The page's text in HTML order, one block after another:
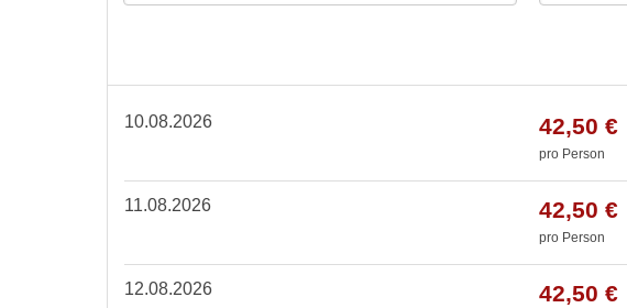
10.08.2026 42,50 €
pro Person
11.08.2026 42,50 €
pro Person
12.08.2026 42,50 €